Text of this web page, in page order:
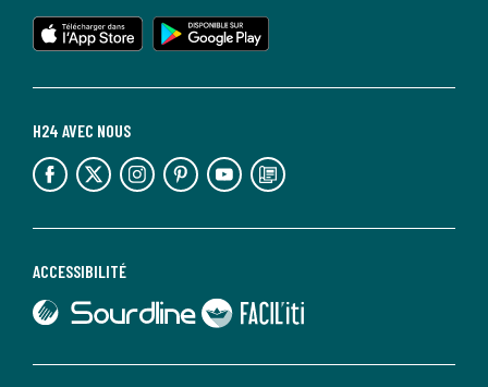
ACCESSIBILITÉ
lien vers Sourdline
lien vers Faciliti
H24 AVEC NOUS
lien vers l'espace réseaux sociaux lien vers l'espace réseaux sociaux lien vers l'espace réseaux sociaux lien vers l'espace réseaux sociaux lien vers l'espace réseaux sociaux lien vers le blog la redoute
lien vers l'app store
lien vers google play